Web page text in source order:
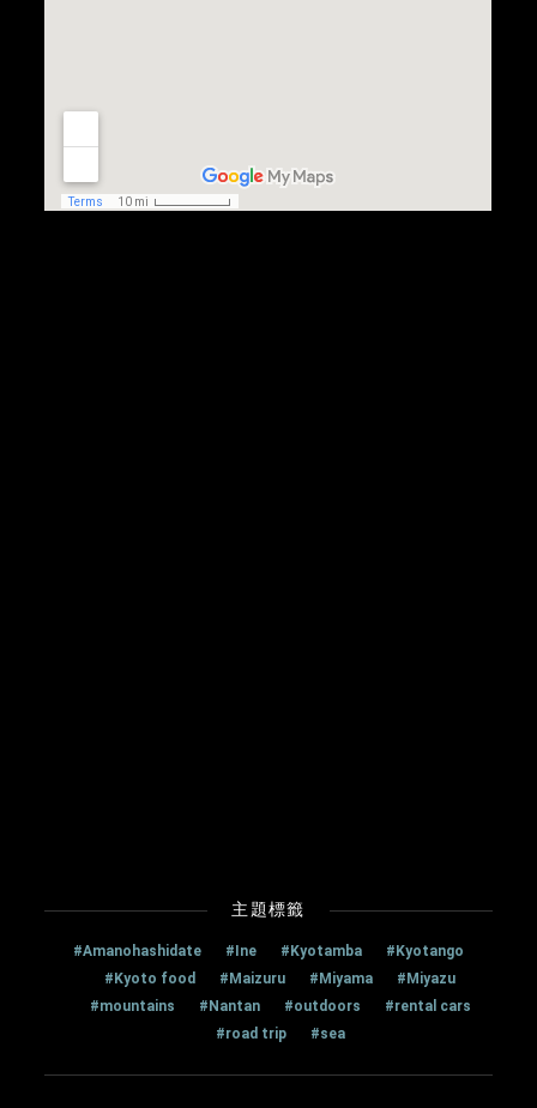
主題標籤
#Amanohashidate #Ine #Kyotamba
#Kyotango
#Kyoto food
#Maizuru #Miyama
#Miyazu
#mountains
#Nantan #outdoors
#rental cars
#road trip
#sea